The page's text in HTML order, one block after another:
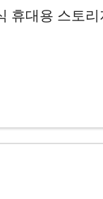
휴대용 스토리